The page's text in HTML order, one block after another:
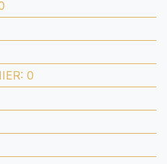
: 0